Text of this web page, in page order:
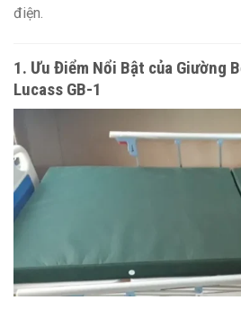
điện.
1. Ưu Điểm Nổi Bật của Giường
Lucass GB-1